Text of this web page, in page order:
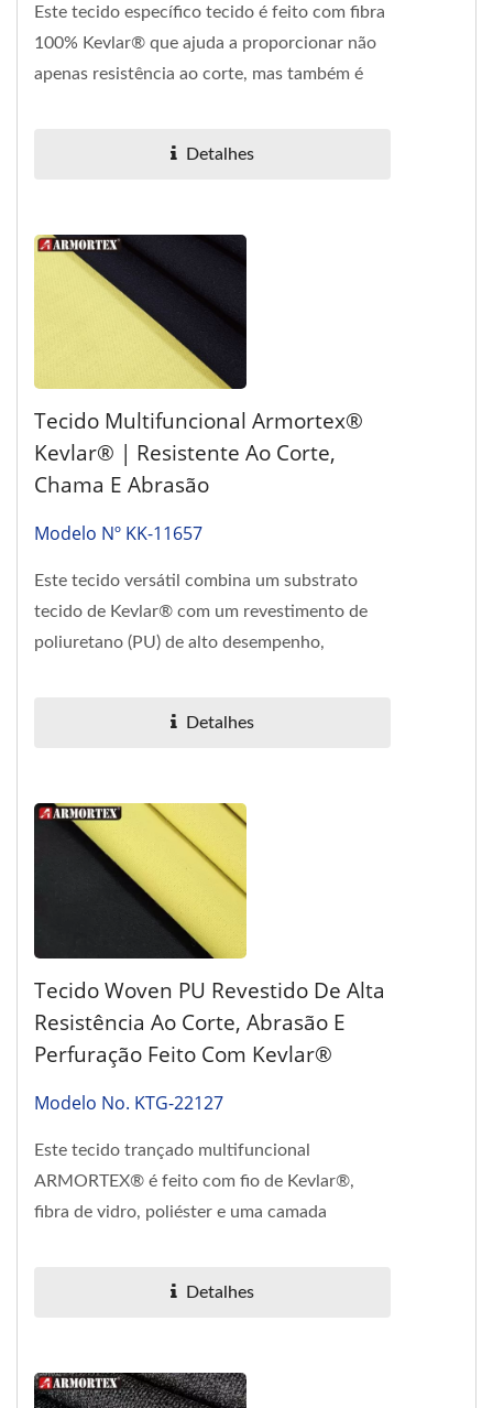
Este tecido específico tecido é feito com fibra
100% Kevlar® que ajuda a proporcionar não
apenas resistência ao corte, mas também é
Detalhes
Tecido Multifuncional Armortex®
Kevlar® | Resistente Ao Corte,
Chama E Abrasão
Modelo Nº KK-11657
Este tecido versátil combina um substrato
tecido de Kevlar® com um revestimento de
poliuretano (PU) de alto desempenho,
Detalhes
Tecido Woven PU Revestido De Alta
Resistência Ao Corte, Abrasão E
Perfuração Feito Com Kevlar®
Modelo No. KTG-22127
Este tecido trançado multifuncional
ARMORTEX® é feito com fio de Kevlar®,
fibra de vidro, poliéster e uma camada
Detalhes